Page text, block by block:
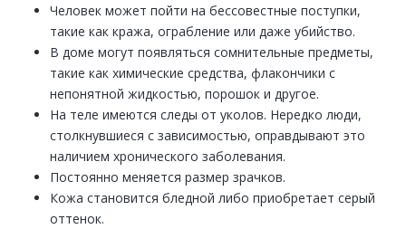
Человек может пойти на бессовестные поступки,
такие как кража, ограбление или даже убийство.
В доме могут появляться сомнительные предметы,
такие как химические средства, флакончики с
непонятной жидкостью, порошок и другое.
На теле имеются следы от уколов. Нередко люди,
столкнувшиеся с зависимостью, оправдывают это
наличием хронического заболевания.
Постоянно меняется размер зрачков.
Кожа становится бледной либо приобретает серый
оттенок.